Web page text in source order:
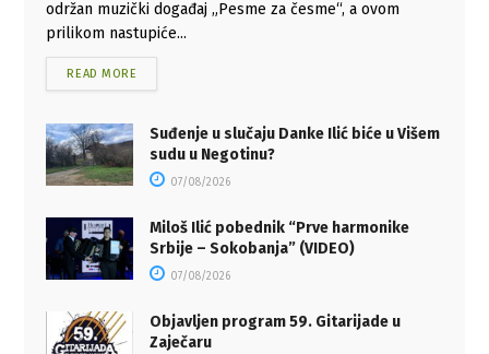
održan muzički događaj „Pesme za česme“, a ovom
prilikom nastupiće...
READ MORE
Suđenje u slučaju Danke Ilić biće u Višem
sudu u Negotinu?
07/08/2026
Miloš Ilić pobednik “Prve harmonike
Srbije – Sokobanja” (VIDEO)
07/08/2026
Objavljen program 59. Gitarijade u
Zaječaru